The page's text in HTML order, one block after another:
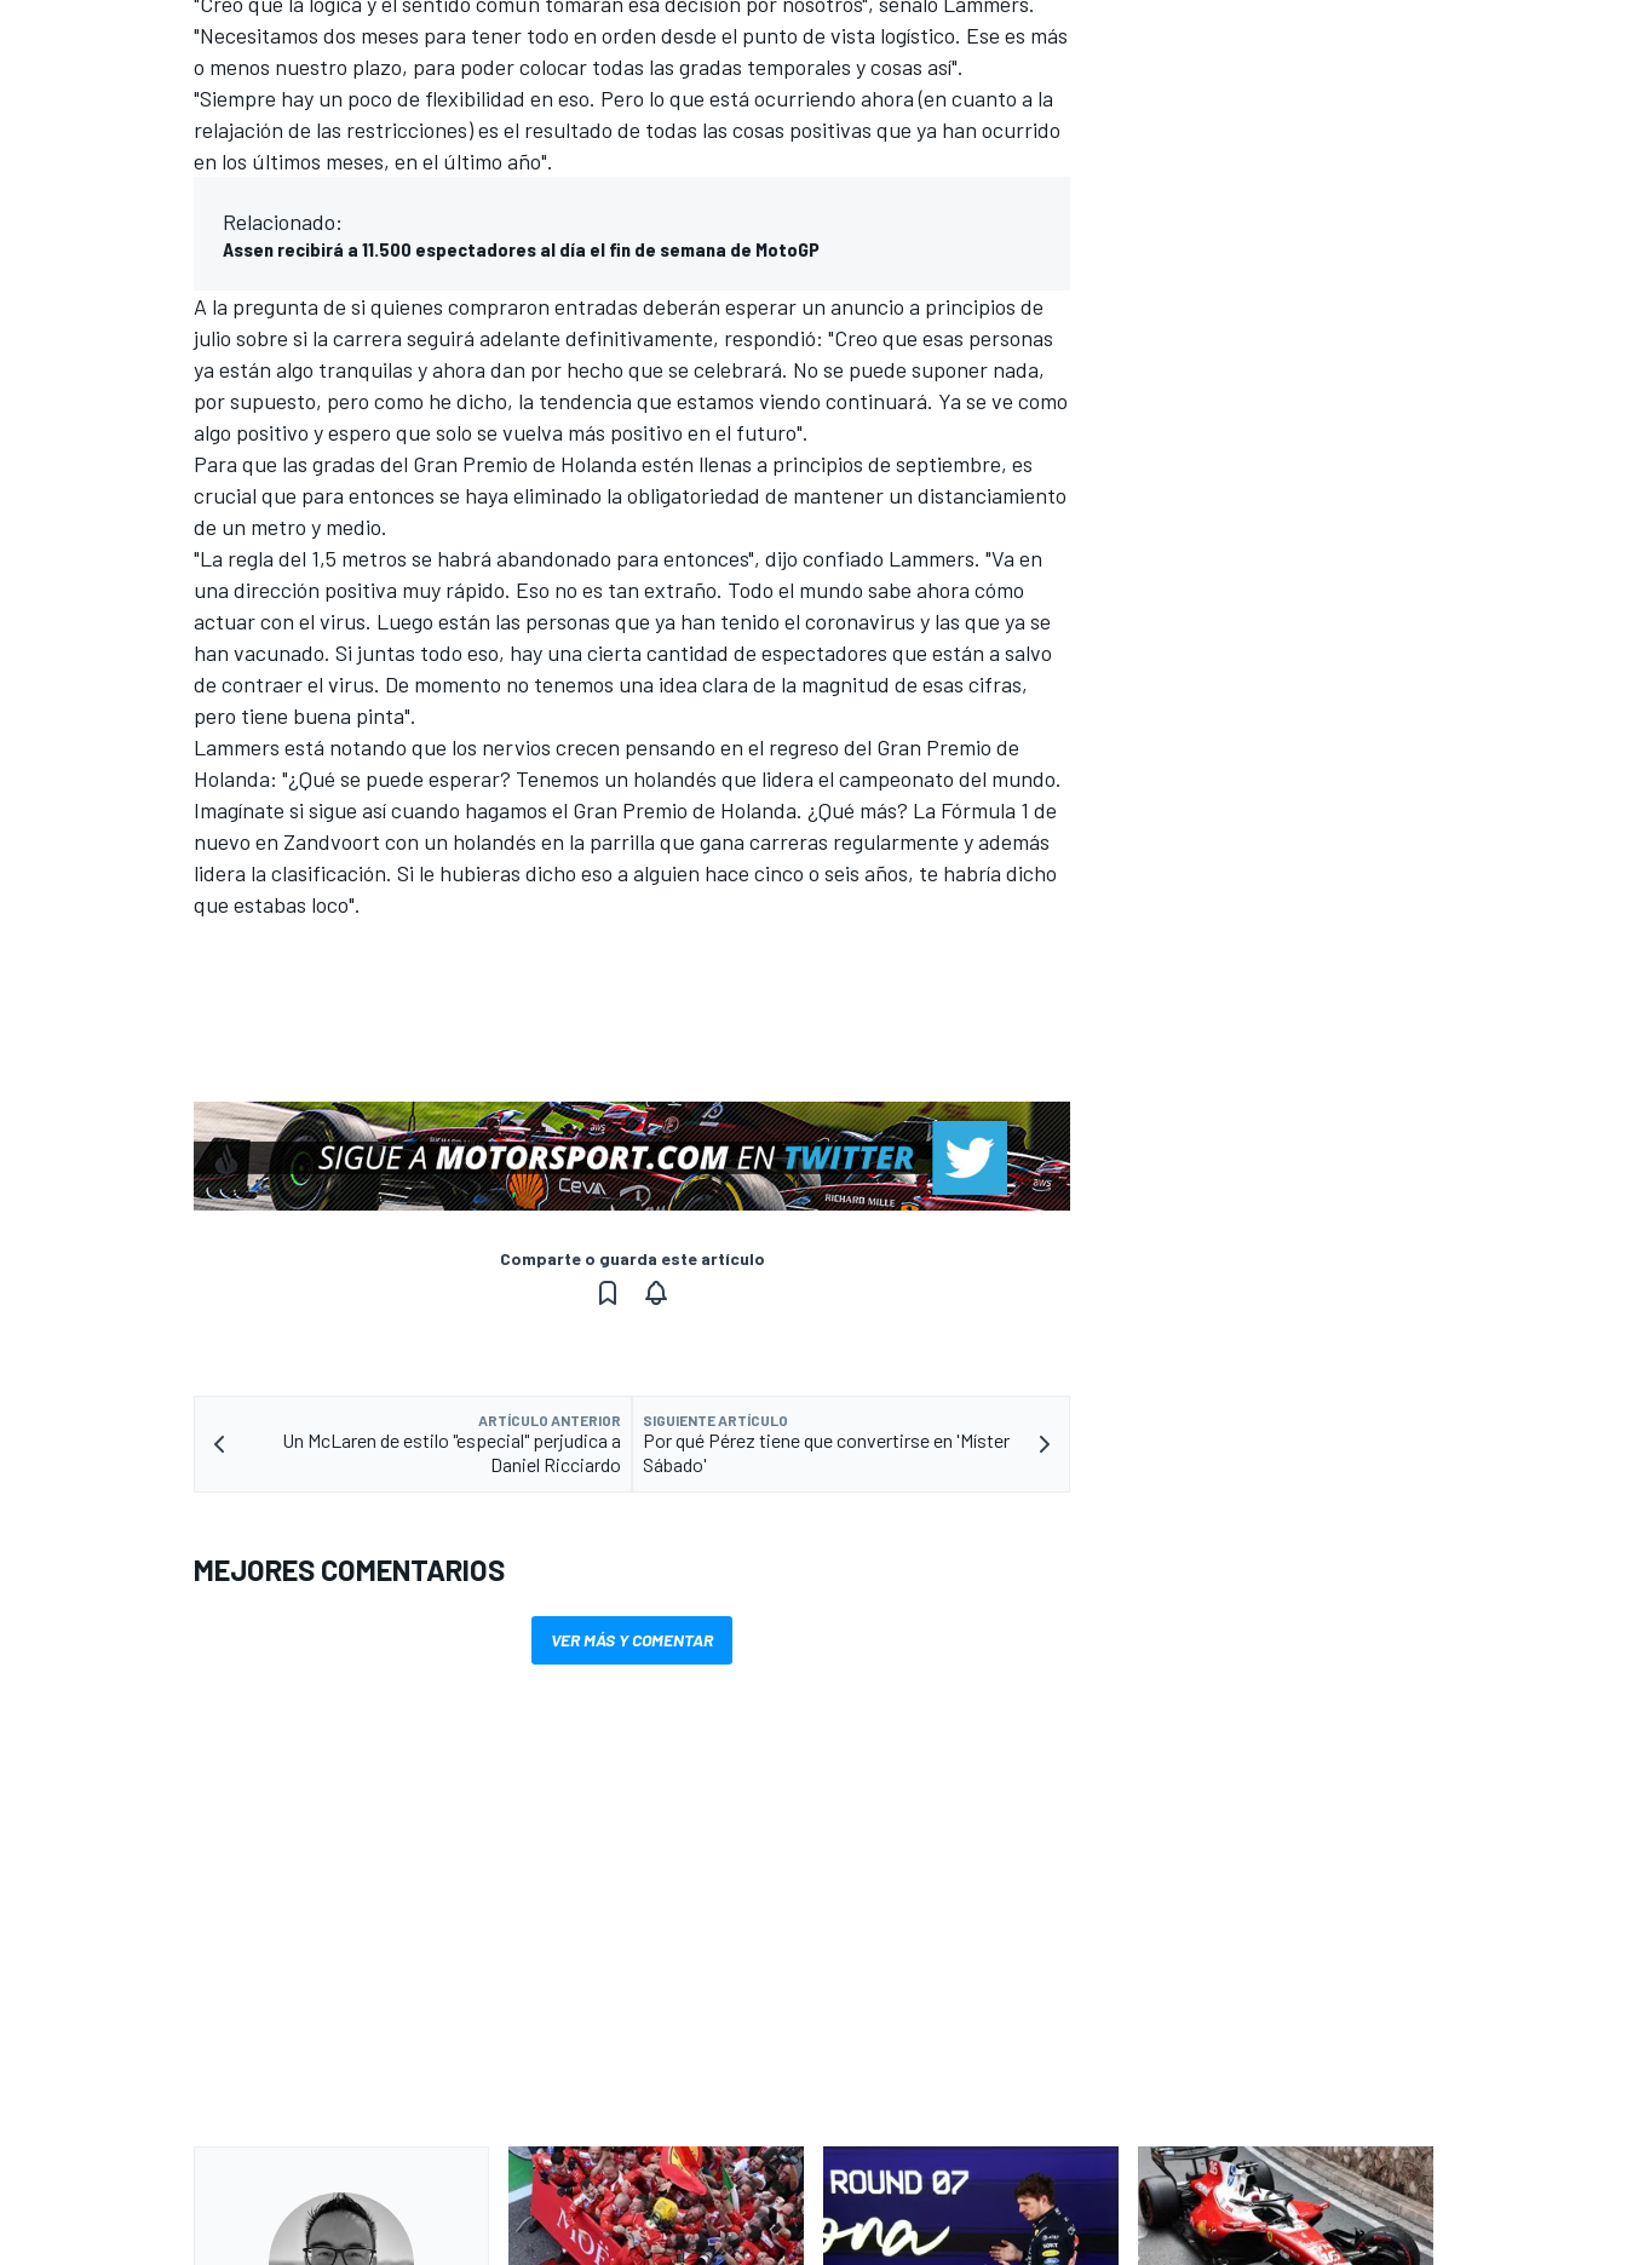
MÁS CATEGORÍAS
"Necesitamos dos meses para tener todo en orden desde el punto de vista logístico. Ese es más
o menos nuestro plazo, para poder colocar todas las gradas temporales y cosas así".
"Siempre hay un poco de flexibilidad en eso. Pero lo que está ocurriendo ahora (en cuanto a la
relajación de las restricciones) es el resultado de todas las cosas positivas que ya han ocurrido
en los últimos meses, en el último año".
Relacionado:
Assen recibirá a 11.500 espectadores al día el fin de semana de MotoGP
A la pregunta de si quienes compraron entradas deberán esperar un anuncio a principios de
julio sobre si la carrera seguirá adelante definitivamente, respondió: "Creo que esas personas
ya están algo tranquilas y ahora dan por hecho que se celebrará. No se puede suponer nada,
por supuesto, pero como he dicho, la tendencia que estamos viendo continuará. Ya se ve como
algo positivo y espero que solo se vuelva más positivo en el futuro".
Para que las gradas del Gran Premio de Holanda estén llenas a principios de septiembre, es
crucial que para entonces se haya eliminado la obligatoriedad de mantener un distanciamiento
de un metro y medio.
"La regla del 1,5 metros se habrá abandonado para entonces", dijo confiado Lammers. "Va en
una dirección positiva muy rápido. Eso no es tan extraño. Todo el mundo sabe ahora cómo
actuar con el virus. Luego están las personas que ya han tenido el coronavirus y las que ya se
han vacunado. Si juntas todo eso, hay una cierta cantidad de espectadores que están a salvo
de contraer el virus. De momento no tenemos una idea clara de la magnitud de esas cifras,
pero tiene buena pinta".
Lammers está notando que los nervios crecen pensando en el regreso del Gran Premio de
Holanda: "¿Qué se puede esperar? Tenemos un holandés que lidera el campeonato del mundo.
Imagínate si sigue así cuando hagamos el Gran Premio de Holanda. ¿Qué más? La Fórmula 1 de
nuevo en Zandvoort con un holandés en la parrilla que gana carreras regularmente y además
lidera la clasificación. Si le hubieras dicho eso a alguien hace cinco o seis años, te habría dicho
que estabas loco".
Comparte o guarda este artículo
ARTÍCULO ANTERIOR
Un McLaren de estilo "especial" perjudica a
Daniel Ricciardo
SIGUIENTE ARTÍCULO
Por qué Pérez tiene que convertirse en 'Míster
Sábado'
MEJORES COMENTARIOS
VER MÁS Y COMENTAR